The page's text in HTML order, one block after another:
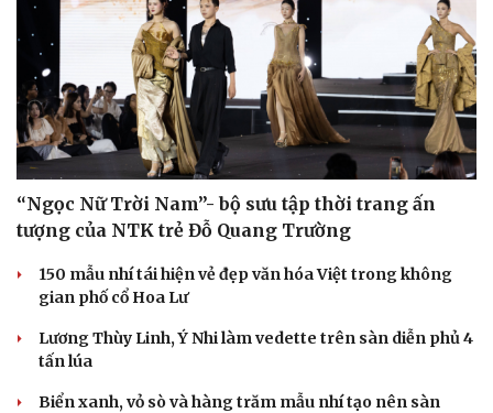
“Ngọc Nữ Trời Nam”- bộ sưu tập thời trang ấn
tượng của NTK trẻ Đỗ Quang Trường
150 mẫu nhí tái hiện vẻ đẹp văn hóa Việt trong không
gian phố cổ Hoa Lư
Lương Thùy Linh, Ý Nhi làm vedette trên sàn diễn phủ 4
tấn lúa
Biển xanh, vỏ sò và hàng trăm mẫu nhí tạo nên sàn